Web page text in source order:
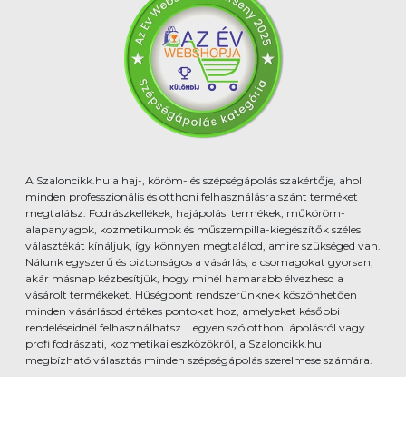
A Szaloncikk.hu a haj-, köröm- és szépségápolás szakértője, ahol
minden professzionális és otthoni felhasználásra szánt terméket
megtalálsz. Fodrászkellékek, hajápolási termékek, műköröm-
alapanyagok, kozmetikumok és műszempilla-kiegészítők széles
választékát kínáljuk, így könnyen megtalálod, amire szükséged van.
Nálunk egyszerű és biztonságos a vásárlás, a csomagokat gyorsan,
akár másnap kézbesítjük, hogy minél hamarabb élvezhesd a
vásárolt termékeket. Hűségpont rendszerünknek köszönhetően
minden vásárlásod értékes pontokat hoz, amelyeket későbbi
rendeléseidnél felhasználhatsz. Legyen szó otthoni ápolásról vagy
profi fodrászati, kozmetikai eszközökről, a Szaloncikk.hu
megbízható választás minden szépségápolás szerelmese számára.